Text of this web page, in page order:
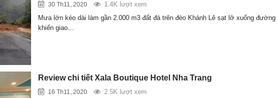
30 Th11, 2020
1.4K lượt xem
Mưa lớn kéo dài làm gần 2.000 m3 đất đá trên đèo Khánh Lê sạt lở xuống đường
khiến giao…
Review chi tiết Xala Boutique Hotel Nha Trang
16 Th11, 2020
2.5K lượt xem